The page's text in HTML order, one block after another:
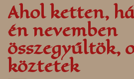
Ahol ketten,
én nevemben
összegyűltök,
köztetek